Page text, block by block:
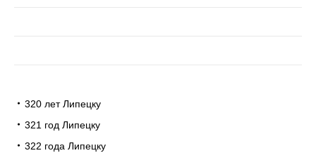
320 лет Липецку
321 год Липецку
322 года Липецку